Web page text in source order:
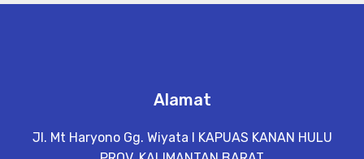
Alamat
Jl. Mt Haryono Gg. Wiyata I KAPUAS KANAN HULU